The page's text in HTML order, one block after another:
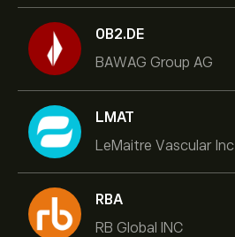
0B2.DE
BAWAG Group AG
LMAT
LeMaitre Vascular Inc
RBA
RB Global INC